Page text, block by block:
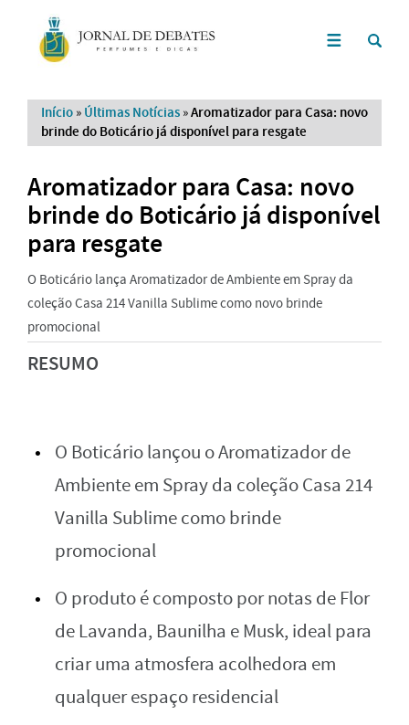
Início » Últimas Notícias »Aromatizador para Casa: novo
brinde do Boticário já disponível para resgate
Aromatizador para Casa: novo
brinde do Boticário já disponível
para resgate
O Boticário lança Aromatizador de Ambiente em Spray da
coleção Casa 214 Vanilla Sublime como novo brinde
promocional
RESUMO
O Boticário lançou o Aromatizador de
Ambiente em Spray da coleção Casa 214
Vanilla Sublime como brinde
promocional
O produto é composto por notas de Flor
de Lavanda, Baunilha e Musk, ideal para
criar uma atmosfera acolhedora em
qualquer espaço residencial